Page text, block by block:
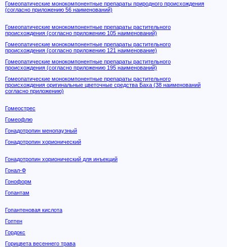
Гомеопатические монокомпонентные препараты природного происхождения
(согласно приложению 56 наименований)
Гомеопатические монокомпонентные препараты растительного
происхождения (согласно приложению 105 наименований)
Гомеопатические монокомпонентные препараты растительного
происхождения (согласно приложению 121 наименование)
Гомеопатические монокомпонентные препараты растительного
происхождения (согласно приложению 195 наименований)
Гомеопатические монокомпонентные препараты растительного
происхождения оригинальные цветочные средства Баха (38 наименований
согласно приложению)
Гомеострес
Гомеофлю
Гонадотропин менопаузный
Гонадотропин хорионический
Гонадотропин хорионический для инъекций
Гонал-Ф
Гоноформ
Гопантам
Гопантеновая кислота
Гоптен
Гордокс
Горицвета весеннего трава